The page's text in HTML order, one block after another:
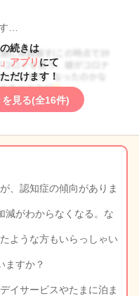
…
続きは
アプリ にて
だけます！
見る(全16件)
、認知症の傾向がありま
減がわからなくなる。な
ような方もいらっしゃい
ますか？
イサービスやたまに泊ま